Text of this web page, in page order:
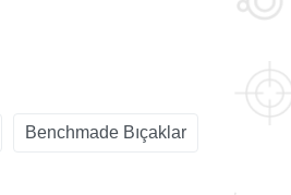
Benchmade Bıçaklar